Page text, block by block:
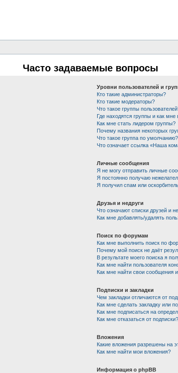
Часто задаваемые вопросы
Уровни пользователей и
Кто такие администраторы?
Кто такие модераторы?
Что такое группы
Где находятся группы и как мне
Как мне стать лидером группы?
Почему названия некоторых
Что такое группа по умолчанию?
Что означает ссылка «Наша
Личные сообщения
Я не могу отправить личные
Я постоянно получаю
Я получил спам или
Друзья и недруги
Что означают списки друзей и
Как мне добавлять/удалять
Поиск по форумам
Как мне выполнить поиск по
Почему мой поиск не даёт
В результате моего поиска я
Как мне найти пользователя
Как мне найти свои сообщения
Подписки и закладки
Чем закладки отличаются от
Как мне сделать закладку или
Как мне подписаться на
Как мне отказаться от подписки?
Вложения
Какие вложения разрешены на
Как мне найти мои вложения?
Информация о phpBB